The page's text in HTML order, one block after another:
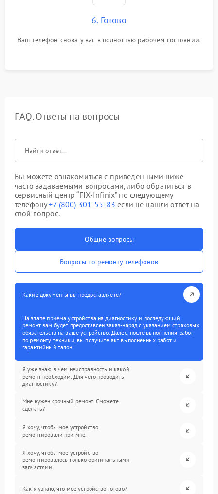
6. Готово
Ваш телефон снова у вас в полностью рабочем состоянии.
FAQ. Ответы на вопросы
Вы можете ознакомиться с приведенными ниже
часто задаваемыми вопросами, либо обратиться в
сервисный центр “FIX-Infinix” по следующему
телефону+7 (800) 301-55-83 если не нашли ответ на
свой вопрос.
Общие вопросы
Вопросы по ремонту телефонов
Какие документы вы предоставляете?
На этапе приема устройства на диагностику и последующий
ремонт вам будет предоставлен заказ-наряд с указанием страховых
обязательств на ваше устройство. Далее, после выполнения работ
по ремонту техники, вы получите акт выполненных работ и
гарантийный талон.
Я уже знаю в чем неисправность и какой
ремонт необходим. Для чего проводить
диагностику?
Мне нужен срочный ремонт. Сможете
сделать?
Я хочу, чтобы мое устройство
ремонтировали при мне.
Я хочу, чтобы мое устройство
ремонтировалось только оригинальными
запчастями.
Как я узнаю, что мое устройство готово?